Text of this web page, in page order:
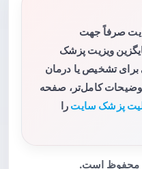
صرفاً جهت
ویزیت پزشک
تشخیص یا درمان
توضیحات کامل‌تر، صفحه
پزشک سایت را